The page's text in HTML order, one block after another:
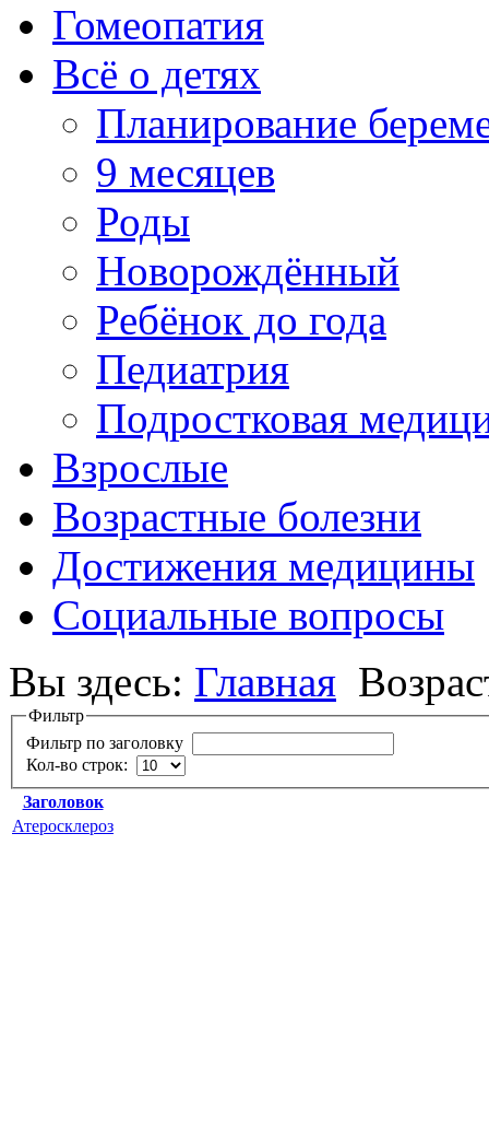
Гомеопатия
Всё о детях
Планирование
9 месяцев
Роды
Новорождённый
Ребёнок до года
Педиатрия
Подростковая
Взрослые
Возрастные болезни
Достижения медицины
Социальные вопросы
Вы здесь: Главная
Фильтр
Фильтр по заголовку
Кол-во строк:
Заголовок
Атеросклероз